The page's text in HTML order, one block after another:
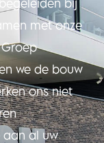
bij
met onze
we de bouw
ons niet
aan al uw